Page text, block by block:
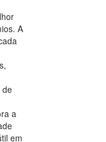
A
de
a
em